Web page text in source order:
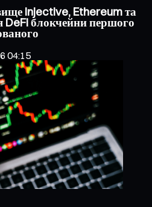
Injective, Ethereum та
DeFi блокчейни першого
04:15